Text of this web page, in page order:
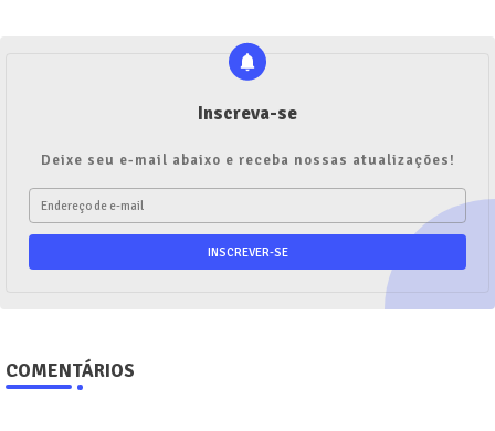
Inscreva-se
Deixe seu e-mail abaixo e receba nossas atualizações!
COMENTÁRIOS